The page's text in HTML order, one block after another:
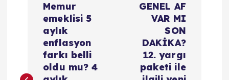
ı
Memur
emeklisi 5
aylık
enflasyon
farkı belli
oldu mu? 4
GENEL AF
VAR MI
SON
DAKİKA?
12. yargı
paketi ile